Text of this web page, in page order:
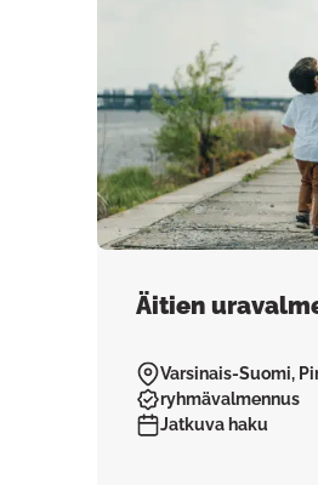
Äitien
Varsinais-Suomi,
ryhmävalmennus
Jatkuva haku